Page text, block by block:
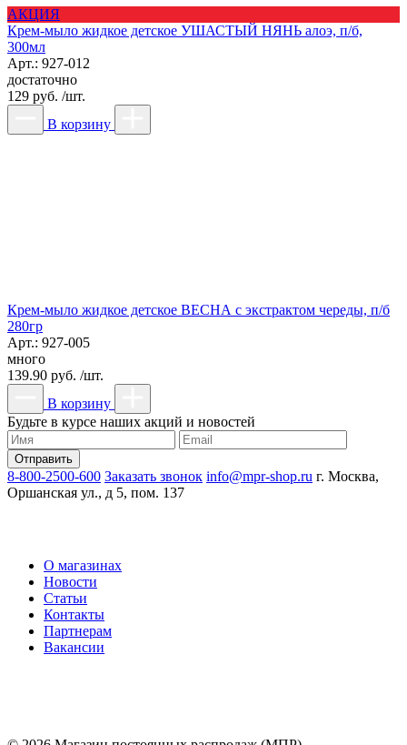
АКЦИЯ
Крем-мыло жидкое детское УШАСТЫЙ НЯНЬ алоэ, п/б,
300мл
Арт.: 927-012
достаточно
129 руб. /шт.
В корзину
Крем-мыло жидкое детское ВЕСНА с экстрактом череды, п/б
280гр
Арт.: 927-005
много
139.90 руб. /шт.
В корзину
Будьте в курсе наших акций и новостей
8-800-2500-600 Заказать звонок info@mpr-shop.ru г. Москва,
Оршанская ул., д 5, пом. 137
О магазинах
Новости
Статьи
Контакты
Партнерам
Вакансии